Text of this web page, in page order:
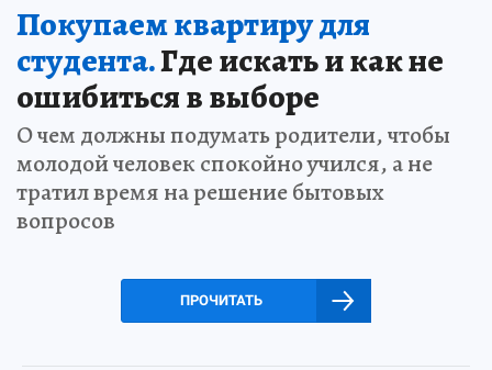
Покупаем квартиру для
студента.Где искать и как не
ошибиться в выборе
О чем должны подумать родители, чтобы
молодой человек спокойно учился, а не
тратил время на решение бытовых
вопросов
ПРОЧИТАТЬ